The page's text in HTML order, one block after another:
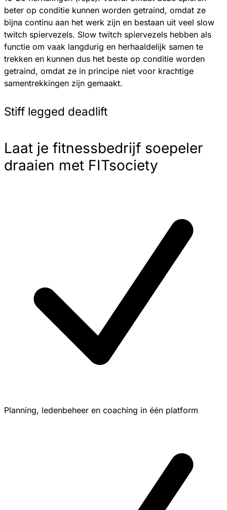
beter op conditie kunnen worden getraind, omdat ze
bijna continu aan het werk zijn en bestaan uit veel slow
twitch spiervezels. Slow twitch spiervezels hebben als
functie om vaak langdurig en herhaaldelijk samen te
trekken en kunnen dus het beste op conditie worden
getraind, omdat ze in principe niet voor krachtige
samentrekkingen zijn gemaakt.
Stiff legged deadlift
Laat je fitnessbedrijf soepeler
draaien met FITsociety
Planning, ledenbeheer en coaching in één platform